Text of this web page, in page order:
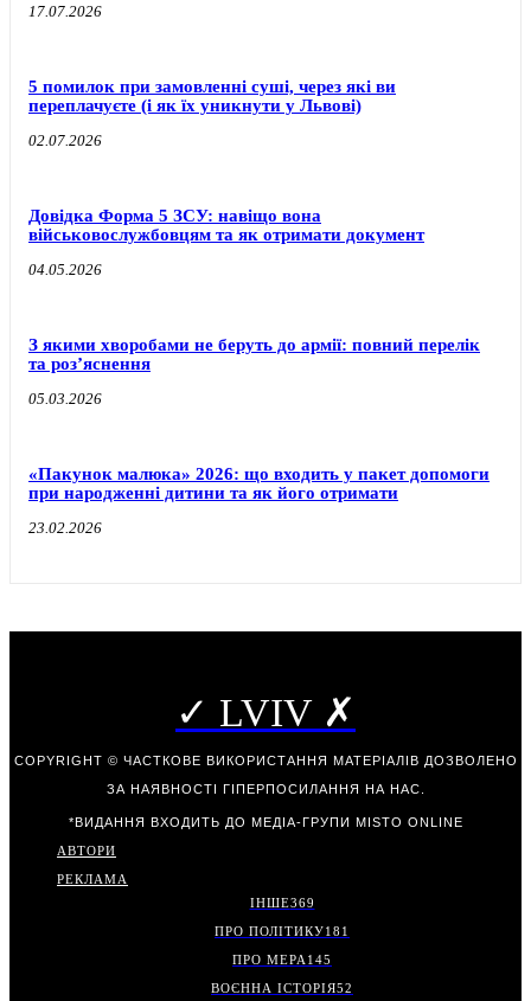
17.07.2026
5 помилок при замовленні суші, через які ви
переплачуєте (і як їх уникнути у Львові)
02.07.2026
Довідка Форма 5 ЗСУ: навіщо вона
військовослужбовцям та як отримати документ
04.05.2026
З якими хворобами не беруть до армії: повний перелік
та роз’яснення
05.03.2026
«Пакунок малюка» 2026: що входить у пакет допомоги
при народженні дитини та як його отримати
23.02.2026
✓ LVIV ✗
COPYRIGHT © ЧАСТКОВЕ ВИКОРИСТАННЯ МАТЕРІАЛІВ ДОЗВОЛЕНО
ЗА НАЯВНОСТІ ГІПЕРПОСИЛАННЯ НА НАС.
*ВИДАННЯ ВХОДИТЬ ДО МЕДІА-ГРУПИ MISTO ONLINE
АВТОРИ
РЕКЛАМА
ІНШЕ369
ПРО ПОЛІТИКУ181
ПРО МЕРА 145
ВОЄННА ІСТОРІЯ52